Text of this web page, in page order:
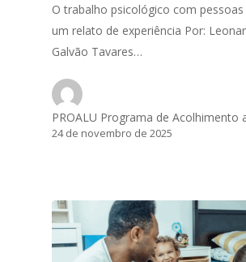
O trabalho psicológico com pessoas
um relato de experiência Por:
Galvão Tavares…
PROALU Programa de Acolhimento
24 de novembro de 2025